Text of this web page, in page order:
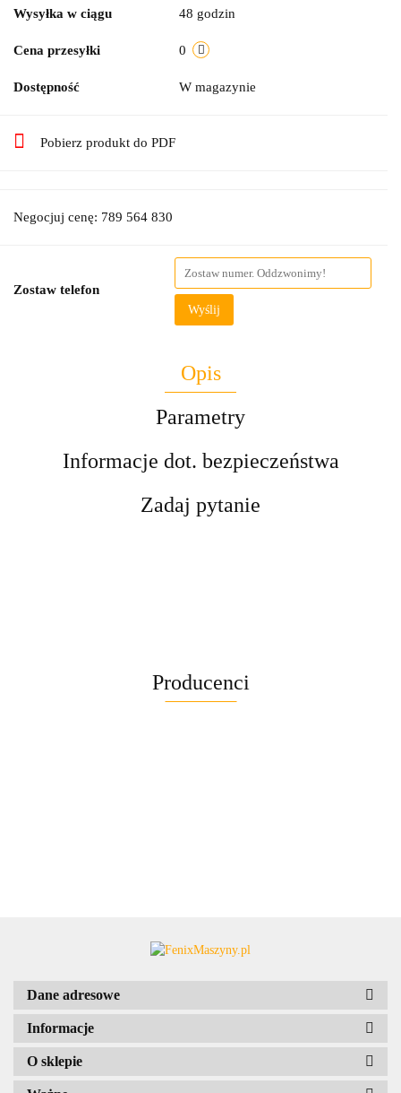
Wysyłka w ciągu 48 godzin
Cena przesyłki 0
Dostępność W magazynie
Pobierz produkt do PDF
Negocjuj cenę: 789 564 830
Zostaw telefon
Wyślij
Opis
Parametry
Informacje dot. bezpieczeństwa
Zadaj pytanie
Producenci
Dane adresowe
Informacje
O sklepie